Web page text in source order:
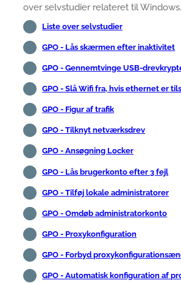
over selvstudier relateret til Windows.
Liste over selvstudier
GPO - Lås skærmen efter inaktivitet
GPO - Gennemtvinge USB-
GPO - Slå Wifi fra, hvis ethernet er
GPO - Figur af trafik
GPO - Tilknyt netværksdrev
GPO - Ansøgning Locker
GPO - Lås brugerkonto efter 3 fejl
GPO - Tilføj lokale administratorer
GPO - Omdøb administratorkonto
GPO - Proxykonfiguration
GPO - Forbyd
GPO - Automatisk konfiguration af